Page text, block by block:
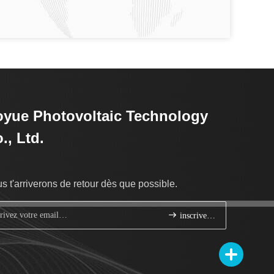
Photovoltaic Technology
Ltd.
t'arriverons de retour dès que possible.
inscrivez-vous